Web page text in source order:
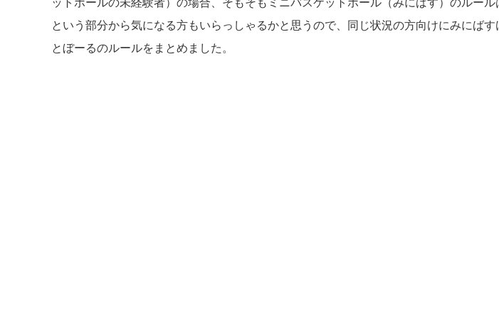
ットボールの未経験者）の場合、そもそもミニバスケットボール（みにばす）のルール
という部分から気になる方もいらっしゃるかと思うので、同じ状況の方向けにみにばす
とぼーるのルールをまとめました。